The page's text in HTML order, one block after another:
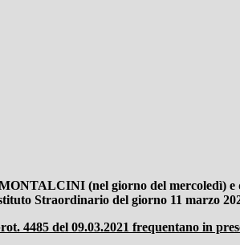
(nel giorno del mercoledì)
Straordinario del giorno 11 marzo
4485 del 09.03.2021 frequentano in